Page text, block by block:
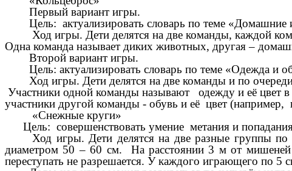
Первый вариант игры.
Цель: актуализировать словарь по теме «Домашние
Ход игры. Дети делятся на две команды, каждой
Одна команда называет диких животных, другая –
Второй вариант игры.
Цель: актуализировать словарь по теме «Одежда и
Ход игры. Дети делятся на две команды и по очереди
Участники одной команды называют одежду и её цвет в
участники другой команды - обувь и её цвет (например,
«Снежные круги»
Цель: совершенствовать умение метания и попадания
Ход игры. Дети делятся на две разные группы по
диаметром 50 – 60 см. На расстоянии 3 м от мишеней
переступать не разрешается. У каждого играющего по 5